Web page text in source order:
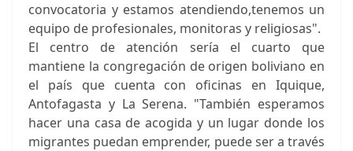
convocatoria y estamos atendiendo,tenemos un
equipo de profesionales, monitoras y religiosas".
El centro de atención sería el cuarto que
mantiene la congregación de origen boliviano en
el país que cuenta con oficinas en Iquique,
Antofagasta y La Serena. "También esperamos
hacer una casa de acogida y un lugar donde los
migrantes puedan emprender, puede ser a través